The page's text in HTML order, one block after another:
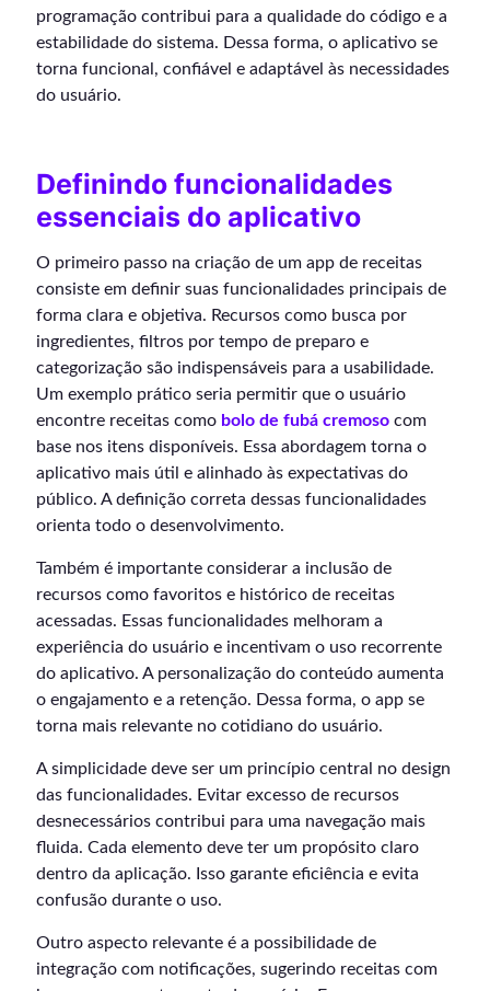
programação contribui para a qualidade do código e a
estabilidade do sistema. Dessa forma, o aplicativo se
torna funcional, confiável e adaptável às necessidades
do usuário.
Definindo funcionalidades
essenciais do aplicativo
O primeiro passo na criação de um app de receitas
consiste em definir suas funcionalidades principais de
forma clara e objetiva. Recursos como busca por
ingredientes, filtros por tempo de preparo e
categorização são indispensáveis para a usabilidade.
Um exemplo prático seria permitir que o usuário
encontre receitas como bolo de fubá cremoso com
base nos itens disponíveis. Essa abordagem torna o
aplicativo mais útil e alinhado às expectativas do
público. A definição correta dessas funcionalidades
orienta todo o desenvolvimento.
Também é importante considerar a inclusão de
recursos como favoritos e histórico de receitas
acessadas. Essas funcionalidades melhoram a
experiência do usuário e incentivam o uso recorrente
do aplicativo. A personalização do conteúdo aumenta
o engajamento e a retenção. Dessa forma, o app se
torna mais relevante no cotidiano do usuário.
A simplicidade deve ser um princípio central no design
das funcionalidades. Evitar excesso de recursos
desnecessários contribui para uma navegação mais
fluida. Cada elemento deve ter um propósito claro
dentro da aplicação. Isso garante eficiência e evita
confusão durante o uso.
Outro aspecto relevante é a possibilidade de
integração com notificações, sugerindo receitas com